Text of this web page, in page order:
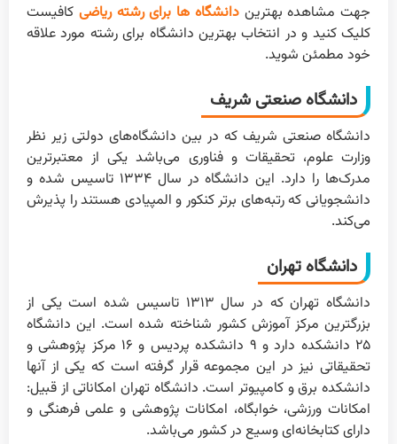
جهت مشاهده بهتریندانشگاه ها برای رشته ریاضی کافیست
کلیک کنید و در انتخاب بهترین دانشگاه برای رشته مورد علاقه
خود مطمئن شوید.
دانشگاه صنعتی شریف
دانشگاه صنعتی شریف که در بین دانشگاه‌های دولتی زیر نظر
وزارت علوم، تحقیقات و فناوری می‌باشد یکی از معتبرترین
مدرک‌ها را دارد. این دانشگاه در سال ۱۳۳۴ تاسیس شده و
دانشجویانی که رتبه‌های برتر کنکور و المپیادی هستند را پذیرش
می‌کند.
دانشگاه تهران
دانشگاه تهران که در سال ۱۳۱۳ تاسیس شده است یکی از
بزرگترین مرکز آموزش کشور شناخته شده است. این دانشگاه
۲۵ دانشکده دارد و ۹ دانشکده پردیس و ۱۶ مرکز پژوهشی و
تحقیقاتی نیز در این مجموعه قرار گرفته است که یکی از آنها
دانشکده برق و کامپیوتر است. دانشگاه تهران امکاناتی از قبیل:
امکانات ورزشی، خوابگاه، امکانات پژوهشی و علمی فرهنگی و
دارای کتابخانه‌ای وسیع در کشور می‌باشد.